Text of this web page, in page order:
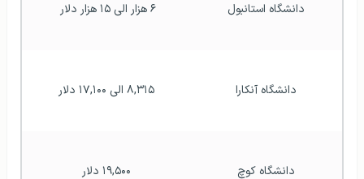
دانشگاه استانبول ۶ هزار الی ۱۵ هزار دلار
دانشگاه آنکارا ۸,۳۱۵ الی ۱۷,۱۰۰ دلار
دانشگاه کوچ ۱۹,۵۰۰ دلار